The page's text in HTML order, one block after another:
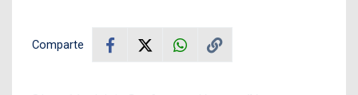
Comparte